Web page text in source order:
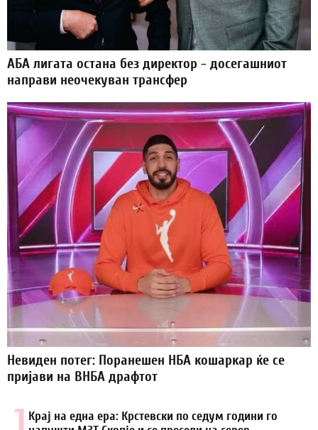
АБА лигата остана без директор - досегашниот
направи неочекуван трансфер
Невиден потег: Поранешен НБА кошаркар ќе се
пријави на ВНБА драфтот
Крај на една ера: Крстевски по седум години го